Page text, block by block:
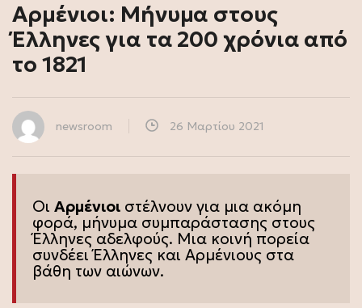
Αρμένιοι: Μήνυμα στους
Έλληνες για τα 200 χρόνια από
το 1821
newsroom 26 Μαρτίου 2021
Οι Αρμένιοι στέλνουν για μια ακόμη
φορά, μήνυμα συμπαράστασης στους
Έλληνες αδελφούς. Μια κοινή πορεία
συνδέει Έλληνες και Αρμένιους στα
βάθη των αιώνων.